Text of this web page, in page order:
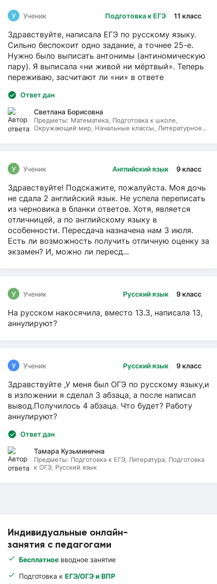
Индивидуальные онлайн-
занятия с педагогами
Бесплатное вводное занятие
Подготовка к ЕГЭ/ОГЭ и ВПР
Подготовка к ЕГЭ 11 класс
У Ученик
Здравствуйте, написала ЕГЭ по русскому языку.
Сильно беспокоит одно задание, а точнее 25-е.
Нужно было выписать антонимы (антиномическую
пару). Я выписала «ни живой ни мёртвый». Теперь
переживаю, засчитают ли «ни» в ответе
Ответ дан
Светлана Борисовна
Предметы: Математика, Подготовка к школе,
Окружающий мир, Начальные классы, Литературное
Английский язык 9 класс
У Ученик
Здравствуйте! Подскажите, пожалуйста. Моя дочь
не сдала 2 английский язык. Не успела переписать
из черновика в бланки ответов. Хотя, является
отличницей, а по английскому языку в
особенности. Пересдача назначена нам 3 июля.
Есть ли возможность получить отличную оценку за
экзамен? И, можно ли пересд...
Русский язык 9 класс
У Ученик
На русском накосячила, вместо 13.3, написала 13,
аннулируют?
Русский язык 9 класс
У Ученик
Здравствуйте ,У меня был ОГЭ по русскому языку,и
в изложении я сделал 3 абзаца, а после написал
вывод.Получилось 4 абзаца. Что будет? Работу
аннулируют?
Ответ дан
Тамара Кузьминична
Предметы: Подготовка к ЕГЭ, Литература, Подготовка
к ОГЭ, Русский язык